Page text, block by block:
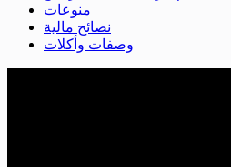
منوعات
نصائح مالية
وصفات وأكلات